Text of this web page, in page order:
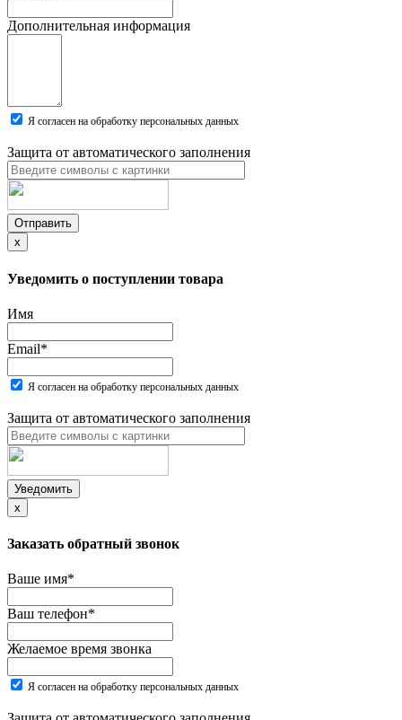
Дополнительная информация
Я согласен на обработку персональных данных
Защита от автоматического заполнения
Отправить
x
Уведомить о поступлении товара
Имя
Email*
Я согласен на обработку персональных данных
Защита от автоматического заполнения
Уведомить
x
Заказать обратный звонок
Ваше имя*
Ваш телефон*
Желаемое время звонка
Я согласен на обработку персональных данных